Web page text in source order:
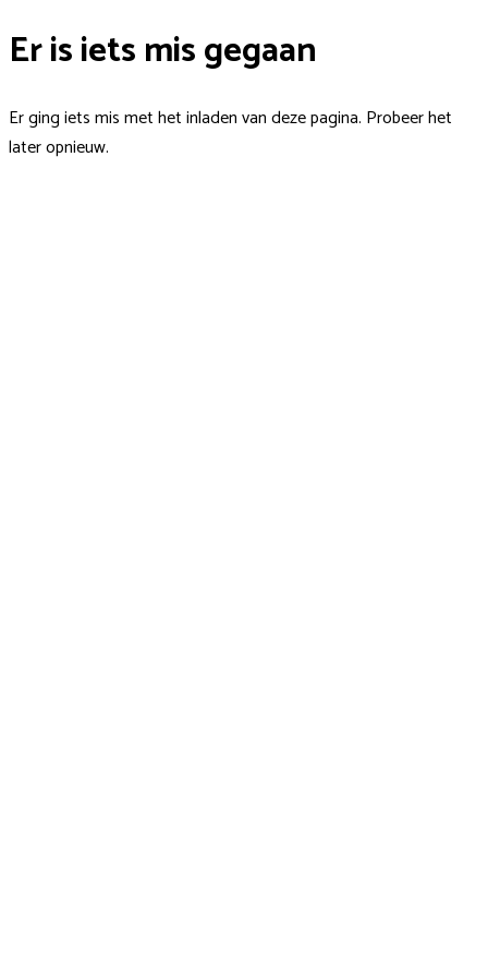
Er is iets mis gegaan
Er ging iets mis met het inladen van deze pagina. Probeer het
later opnieuw.